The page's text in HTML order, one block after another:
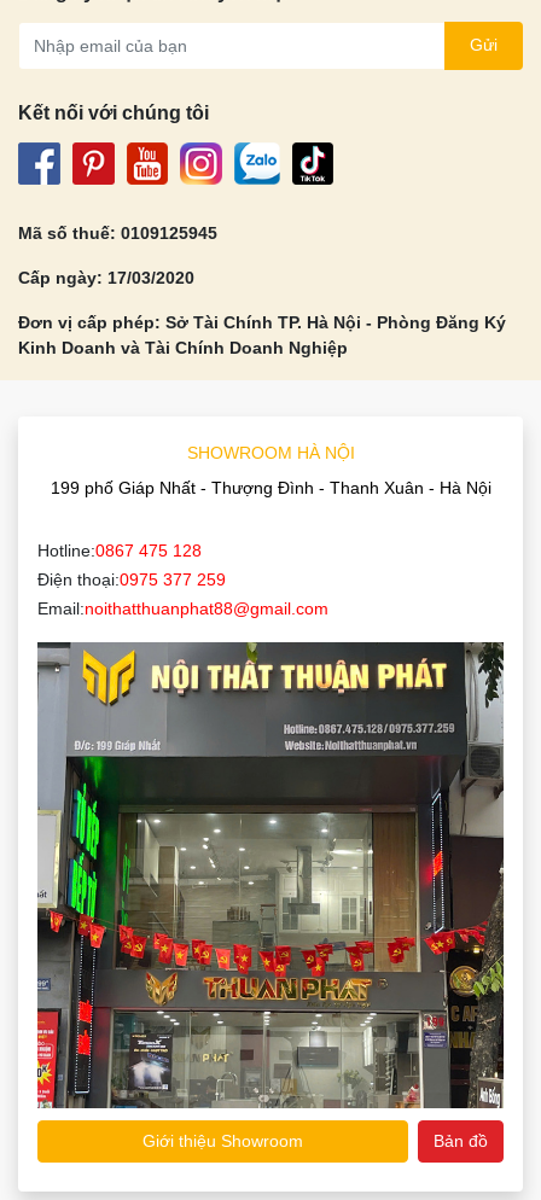
Gửi
Kết nối với chúng tôi
Mã số thuế: 0109125945
Cấp ngày: 17/03/2020
Đơn vị cấp phép: Sở Tài Chính TP. Hà Nội - Phòng Đăng Ký
Kinh Doanh và Tài Chính Doanh Nghiệp
SHOWROOM HÀ NỘI
199 phố Giáp Nhất - Thượng Đình - Thanh Xuân - Hà Nội
Hotline:0867 475 128
Điện thoại:0975 377 259
Email:noithatthuanphat88@gmail.com
Giới thiệu Showroom Bản đồ